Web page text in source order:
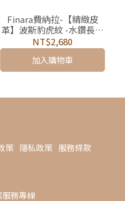
Finara費納拉-【精緻皮
革】波斯豹虎紋 -水鑽長方
形多功能收納盒
NT$2,680
加入購物車
策 隱私政策 服務條款
務專線